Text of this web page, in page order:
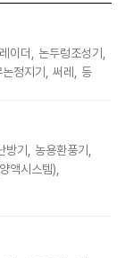
이더, 논두렁조성기,
정지기, 써레, 등
기, 농용환풍기,
액시스템),